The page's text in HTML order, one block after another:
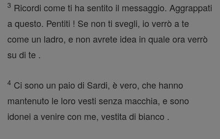
3 Ricordi come ti ha sentito il messaggio. Aggrappati
a questo. Pentiti ! Se non ti svegli, io verrò a te
come un ladro, e non avrete idea in quale ora verrò
su di te .
4 Ci sono un paio di Sardi, è vero, che hanno
mantenuto le loro vesti senza macchia, e sono
idonei a venire con me, vestita di bianco .